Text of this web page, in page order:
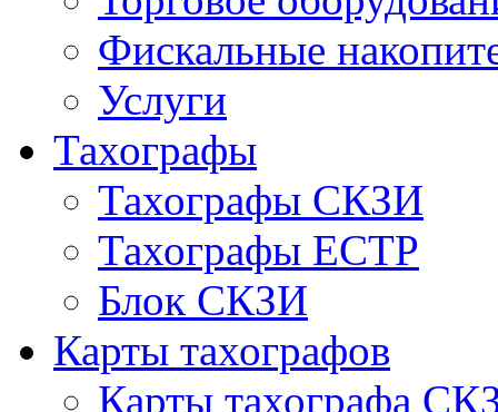
Фискальные
Услуги
Тахографы
Тахографы СКЗИ
Тахографы ЕСТР
Блок СКЗИ
Карты тахографов
Карты тахографа